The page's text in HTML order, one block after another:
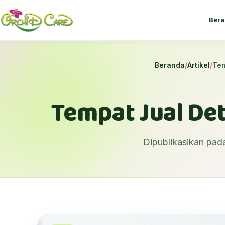
Beranda/Artikel /
Tempat Jual
Dipublikasikan